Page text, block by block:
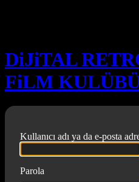
DiJiTAL
FiLM
Kullanıcı adı ya da e-posta
Parola